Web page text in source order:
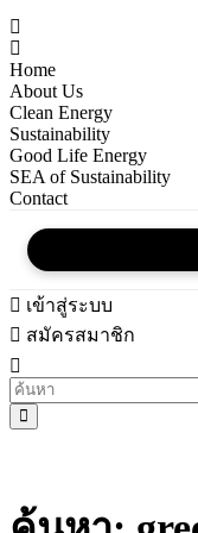
Home
About Us
Clean Energy
Sustainability
Good Life Energy
SEA of Sustainability
Contact
เข้าสู่ระบบ
สมัครสมาชิก